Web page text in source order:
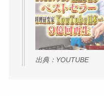
出典：YOUTUBE